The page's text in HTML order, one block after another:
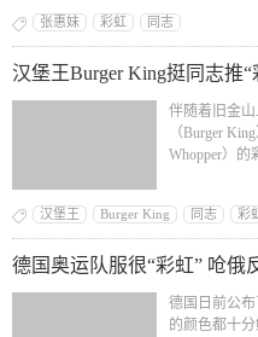
张惠妹 彩虹 同志
汉堡王Burger King挺同志推“
伴随着旧金
（Burger
Whopper）的
汉堡王 Burger King 同志 彩
德国奥运队服很“彩虹” 呛俄
德国日前公
的颜色都十